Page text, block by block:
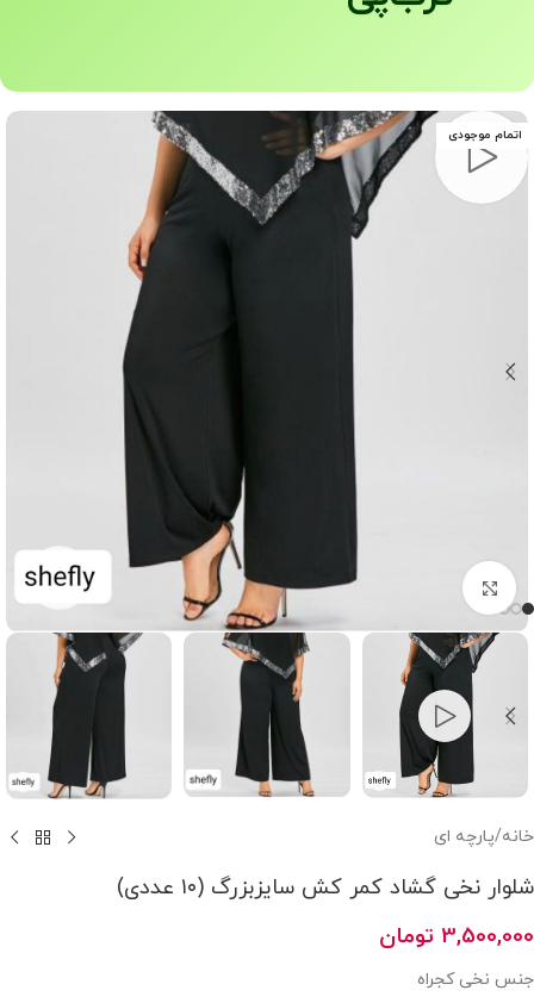
اتمام موجودی
بزرگنمایی تصویر
خانه/پارچه ای
شلوار نخی گشاد کمر کش سایزبزرگ (۱۰ عددی)
3,500,000 تومان
جنس نخی کجراه